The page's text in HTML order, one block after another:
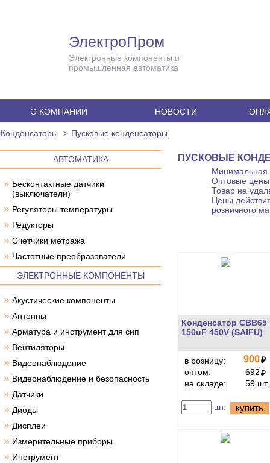
ЭлектроПром
Электронные компоненты и
промышленная автоматика
О КОМПАНИИ НОВОСТИ
Конденсаторы Пусковые конденсаторы
АВТОМАТИКА
» Бесконтактные датчики
(выключатели)
» Регуляторы температуры
» Редукторы
» Счетчики метража
» Частотные преобразователи
ЭЛЕКТРОННЫЕ КОМПОНЕНТЫ
» Акустические компоненты
» Антенны
» Арматура и инструмент для сип
» Вентиляторы
» Видеонаблюдение
» Видеонаблюдение и безопасность
» Датчики
» Диоды
» Дисплеи
» Измерительные приборы
» Инструмент
ПУСКОВЫЕ
Минимальная
Оптовые цены
Товар на
Цены
розничного
Конденсатор CBB65
150uF 450V (SAIFU)
в розницу: 900₽
оптом:
692₽
на складе:
59 шт.
шт. купить